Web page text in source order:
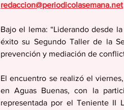
redaccion@periodicolasemana.net
Bajo el lema: “Liderando desde
éxito su Segundo Taller de la
prevención y mediación de
El encuentro se realizó el
en Aguas Buenas, con la
representada por el Teniente II